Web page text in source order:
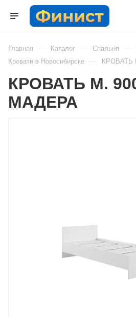
Главная — Каталог — Спальня —
Кровати в Новосибирске — КРОВАТЬ
КРОВАТЬ М.
МАДЕРА